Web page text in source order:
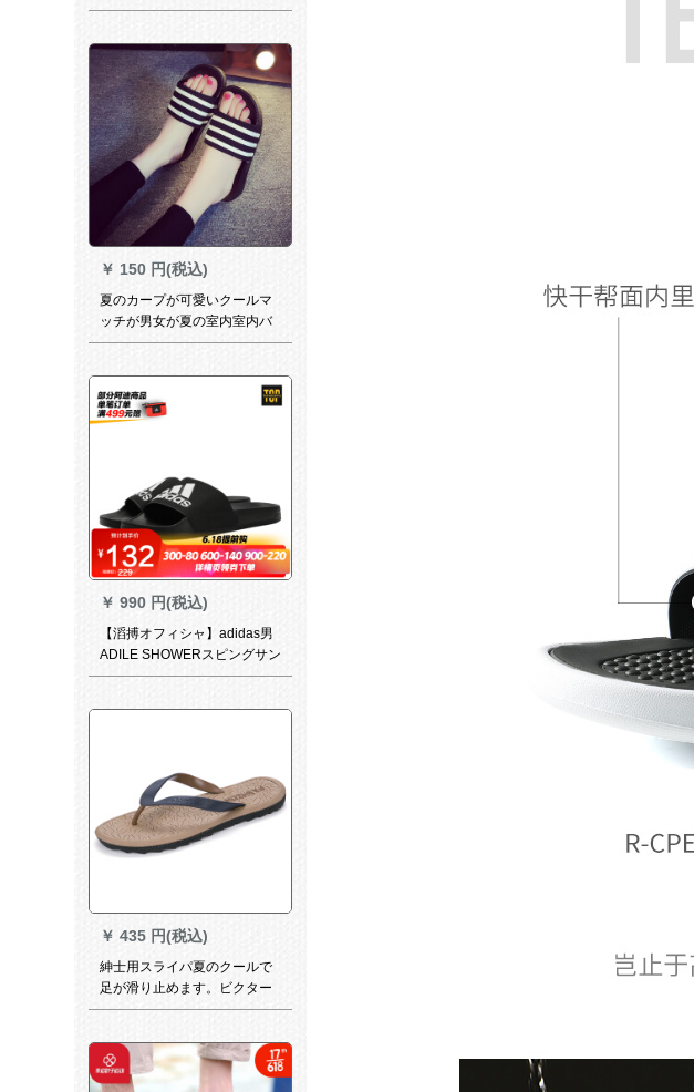
男性2020夏新型の人の字は男
性の室外は足の个性を胁しま
す。
￥ 150 円(税込)
夏のカープが可愛いクールマ
ッチが男女が夏の室内室内バ
ースムでお風呂に入る時は、
棒)42-43が41-42に似ていま
す。
￥ 990 円(税込)
【滔搏オフィシャ】adidas男
ADILE SHOWERスピングサン
デルトップSP F 34770
￥ 435 円(税込)
紳士用スライパ夏のクールで
足が滑り止めます。ビクター
チサルと欧米の学生用アウド